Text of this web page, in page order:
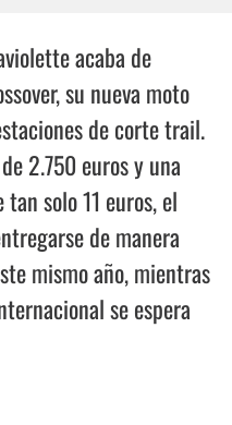
acaba de
su nueva moto
de corte trail.
2.750 euros y una
solo 11 euros, el
de manera
mismo año, mientras
se espera